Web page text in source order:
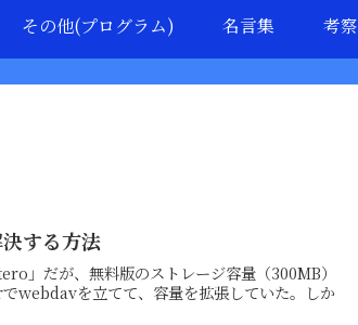
その他(プログラム) 名言集 考察
する方法
」だが、無料版のストレージ容量（300MB）
webdavを立てて、容量を拡張していた。しか